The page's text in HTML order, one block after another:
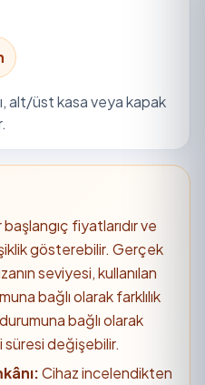
alt/üst kasa veya kapak
fiyatlarıdır ve
gösterebilir. Gerçek
seviyesi, kullanılan
bağlı olarak farklılık
bağlı olarak
değişebilir.
Cihaz incelendikten